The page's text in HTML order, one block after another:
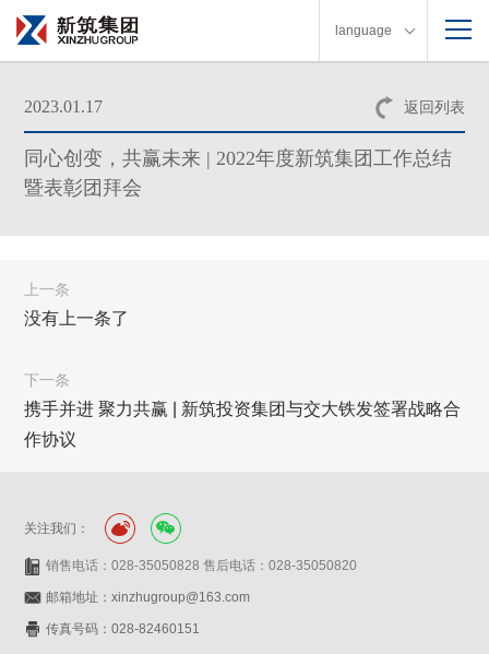
language
返回列表
2023.01.17
同心创变，共赢未来 | 2022年度新筑集团工作总结
暨表彰团拜会
上一条
没有上一条了
下一条
携手并进 聚力共赢 | 新筑投资集团与交大铁发签署战略合
作协议
关注我们：
销售电话：028-35050828 售后电话：028-35050820
邮箱地址：xinzhugroup@163.com
传真号码：028-82460151